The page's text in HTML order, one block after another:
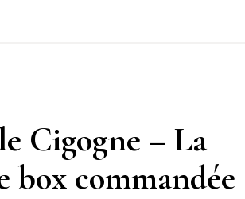
Cigogne – La
box commandée